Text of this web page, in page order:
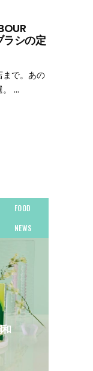
ラシの定
まで。あの
FOOD
NEWS